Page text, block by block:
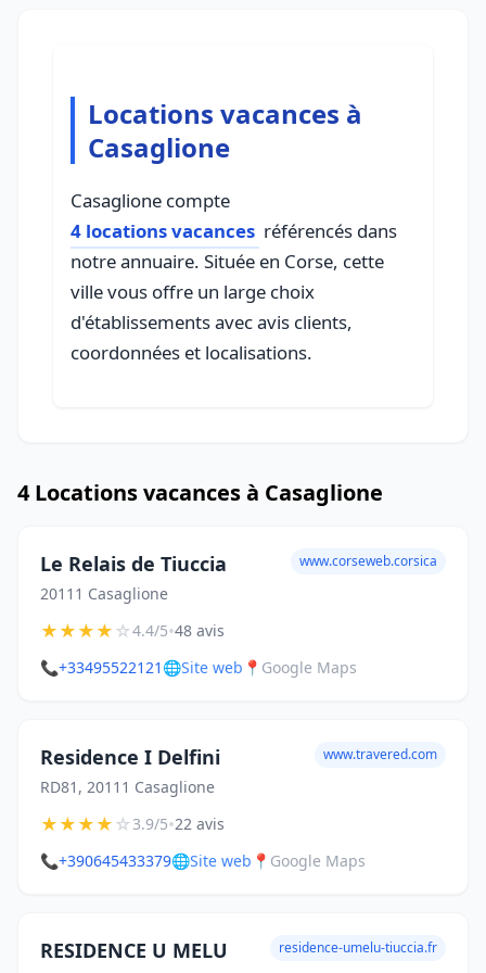
Locations vacances à
Casaglione
Casaglione compte
4 locations vacances référencés dans
notre annuaire. Située en Corse, cette
ville vous offre un large choix
d'établissements avec avis clients,
coordonnées et localisations.
4 Locations vacances à Casaglione
Le Relais de Tiuccia
20111 Casaglione
www.corseweb.corsica
★★★★☆4.4/5•48 avis
📞+33495522121 🌐Site web 📍 Google Maps
Residence I Delfini
RD81, 20111 Casaglione
www.travered.com
★★★★☆3.9/5•22 avis
📞+390645433379🌐Site web 📍 Google Maps
RESIDENCE U MELU
residence-umelu-tiuccia.fr